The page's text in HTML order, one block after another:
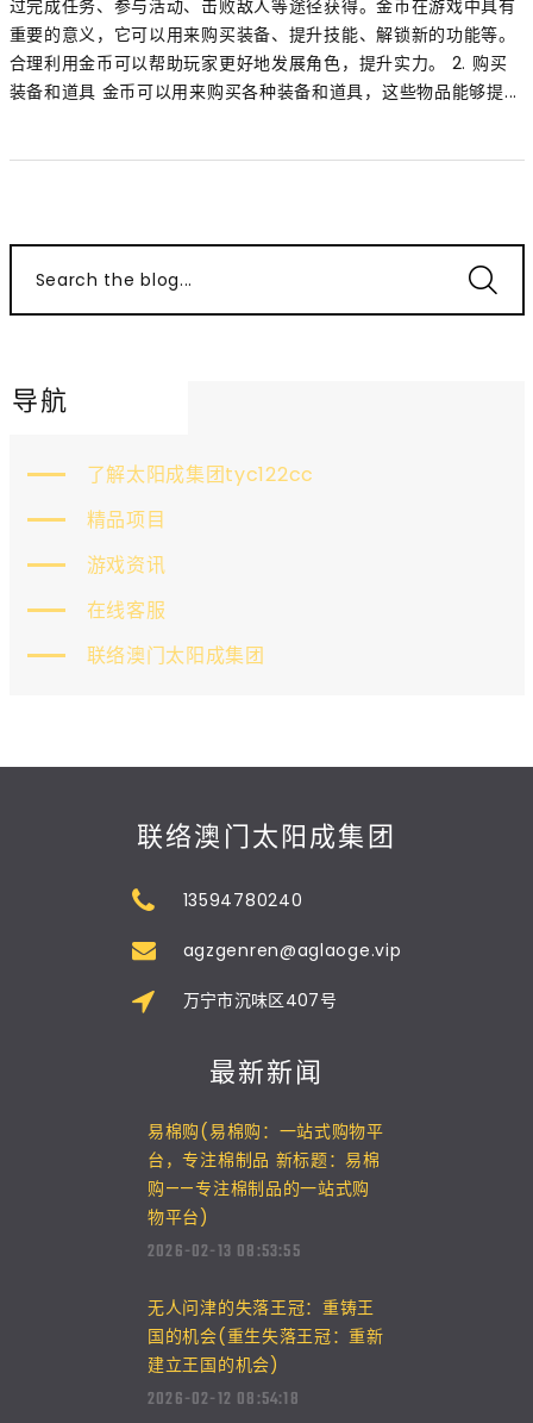
过完成任务、参与活动、击败敌人等途径获得。金币在游戏中具有
重要的意义，它可以用来购买装备、提升技能、解锁新的功能等。
合理利用金币可以帮助玩家更好地发展角色，提升实力。 2. 购买
装备和道具 金币可以用来购买各种装备和道具，这些物品能够提...
Search the blog...
导航
了解太阳成集团tyc122cc
精品项目
游戏资讯
在线客服
联络澳门太阳成集团
联络澳门太阳成集团
13594780240
agzgenren@aglaoge.vip
万宁市沉味区407号
最新新闻
易棉购(易棉购：一站式购物平
台，专注棉制品 新标题：易棉
购——专注棉制品的一站式购
物平台)
2026-02-13 08:53:55
无人问津的失落王冠：重铸王
国的机会(重生失落王冠：重新
建立王国的机会)
2026-02-12 08:54:18